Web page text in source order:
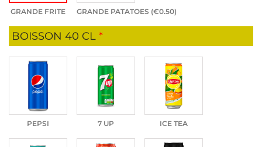
GRANDE FRITE GRANDE PATATOES (€0.50)
BOISSON 40 CL *
PEPSI 7 UP ICE TEA